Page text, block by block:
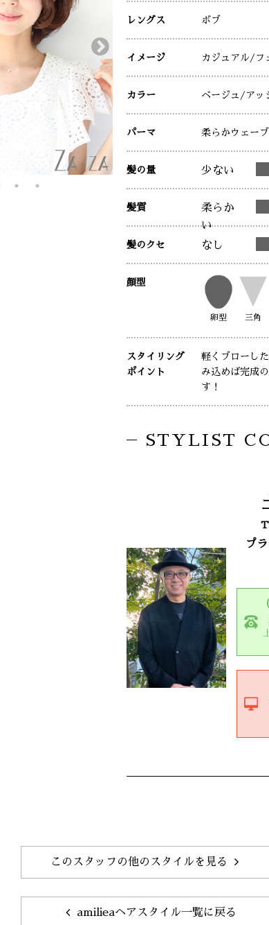
レングス ボブ
イメージ カジュアル /フ
カラー ベージュ /アッ
パーマ 柔らかウェーブ
髪の量 少ない
髪質
柔らか
い
髪のクセ なし
顔型
卵型 三角
スタイリング
ポイント
軽くブローし
み込めば完成
す！
STYLIST
プ
このスタッフの他のスタイルを見る
amilieaヘアスタイル一覧に戻る